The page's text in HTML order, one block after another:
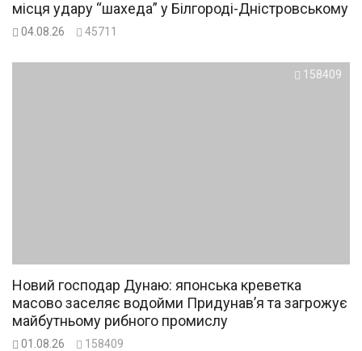
місця удару “шахеда” у Білгороді-Дністровському
04.08.26 45711
158409
Новий господар Дунаю: японська креветка
масово заселяє водойми Придунав’я та загрожує
майбутньому рибного промислу
01.08.26 158409